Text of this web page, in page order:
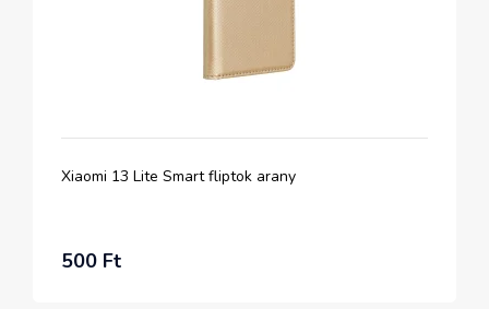
Xiaomi 13 Lite Smart fliptok arany
500 Ft